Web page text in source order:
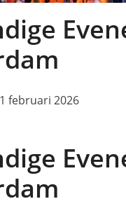
februari 2026